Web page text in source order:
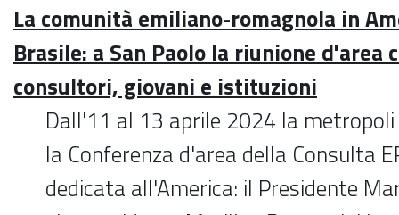
La comunità emiliano-romagnola in
Brasile: a San Paolo la riunione d'area
consultori, giovani e istituzioni
Dall'11 al 13 aprile 2024 la
la Conferenza d'area della Consulta
dedicata all'America: il Presidente